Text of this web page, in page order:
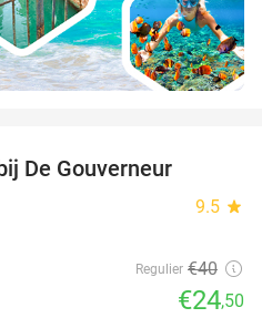
De Gouverneur
9.5 star
Regulier €40
€24,50